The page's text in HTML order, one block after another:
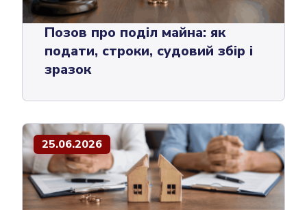
Позов про поділ майна: як
подати, строки, судовий збір і
зразок
25.06.2026